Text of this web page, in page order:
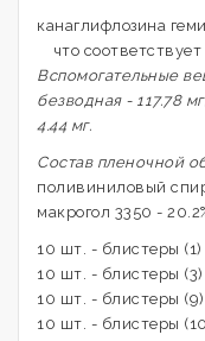
канаглифлозина
что
Вспомогательные
безводная - 117.78
4.44 мг.
Состав пленочной
поливиниловый
макрогол 3350 -
10 шт. - блистеры
10 шт. - блистеры
10 шт. - блистеры
10 шт. - блистеры